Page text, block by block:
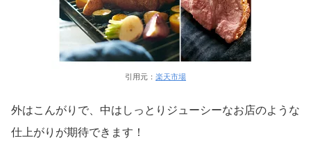
引用元： 楽天市場
外はこんがりで、中はしっとりジューシーなお店のような
仕上がりが期待できます！